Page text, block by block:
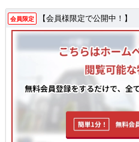
会員限定 【会員様限定で公開中！】